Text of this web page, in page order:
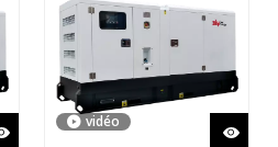
vidéo